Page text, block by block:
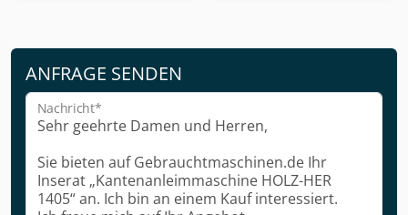
ANFRAGE SENDEN
Nachricht*